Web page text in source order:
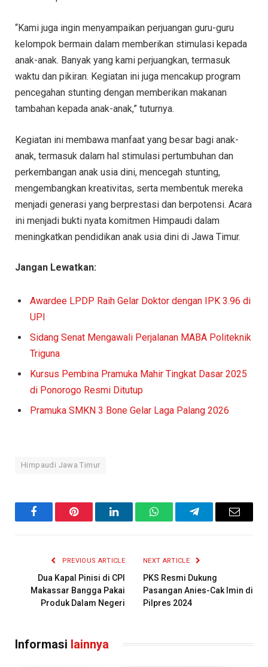
“Kami juga ingin menyampaikan perjuangan guru-guru
kelompok bermain dalam memberikan stimulasi kepada
anak-anak. Banyak yang kami perjuangkan, termasuk
waktu dan pikiran. Kegiatan ini juga mencakup program
pencegahan stunting dengan memberikan makanan
tambahan kepada anak-anak,” tuturnya.
Kegiatan ini membawa manfaat yang besar bagi anak-
anak, termasuk dalam hal stimulasi pertumbuhan dan
perkembangan anak usia dini, mencegah stunting,
mengembangkan kreativitas, serta membentuk mereka
menjadi generasi yang berprestasi dan berpotensi. Acara
ini menjadi bukti nyata komitmen Himpaudi dalam
meningkatkan pendidikan anak usia dini di Jawa Timur.
Jangan Lewatkan:
Awardee LPDP Raih Gelar Doktor dengan IPK 3.96 di
UPI
Sidang Senat Mengawali Perjalanan MABA Politeknik
Triguna
Kursus Pembina Pramuka Mahir Tingkat Dasar 2025
di Ponorogo Resmi Ditutup
Pramuka SMKN 3 Bone Gelar Laga Palang 2026
Himpaudi Jawa Timur
FacebookPinterest LinkedInWhatsAppTelegramEmail
PREVIOUS ARTICLE
Dua Kapal Pinisi di CPI
Makassar Bangga Pakai
Produk Dalam Negeri
NEXT ARTICLE
PKS Resmi Dukung
Pasangan Anies-Cak Imin di
Pilpres 2024
Informasi lainnya